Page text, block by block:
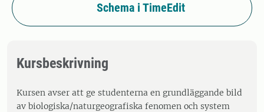
Schema i TimeEdit
Kursbeskrivning
Kursen avser att ge studenterna en grundläggande bild
av biologiska/naturgeografiska fenomen och system